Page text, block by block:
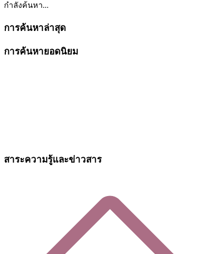
กำลังค้นหา...
การค้นหาล่าสุด
การค้นหายอดนิยม
สาระความรู้และข่าวสาร